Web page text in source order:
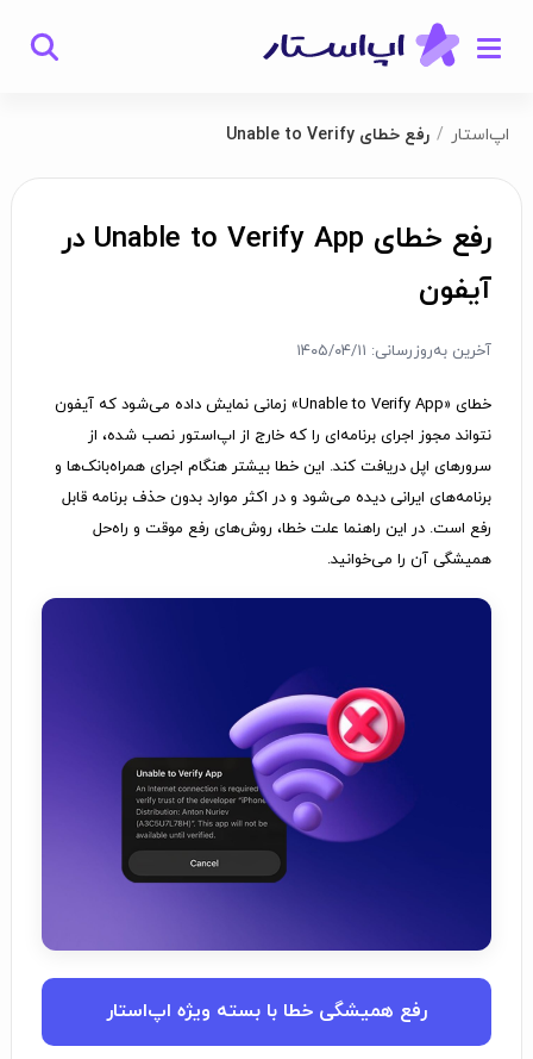
اپ‌استار رفع خطای Unable to Verify
رفع خطای Unable to Verify App در
آیفون
آخرین به‌روزرسانی: ۱۴۰۵/۰۴/۱۱
خطای «Unable to Verify App» زمانی نمایش داده می‌شود که آیفون
نتواند مجوز اجرای برنامه‌ای را که خارج از اپ‌استور نصب شده، از
سرورهای اپل دریافت کند. این خطا بیشتر هنگام اجرای همراه‌بانک‌ها و
برنامه‌های ایرانی دیده می‌شود و در اکثر موارد بدون حذف برنامه قابل
رفع است. در این راهنما علت خطا، روش‌های رفع موقت و راه‌حل
همیشگی آن را می‌خوانید.
رفع همیشگی خطا با بسته ویژه اپ‌استار